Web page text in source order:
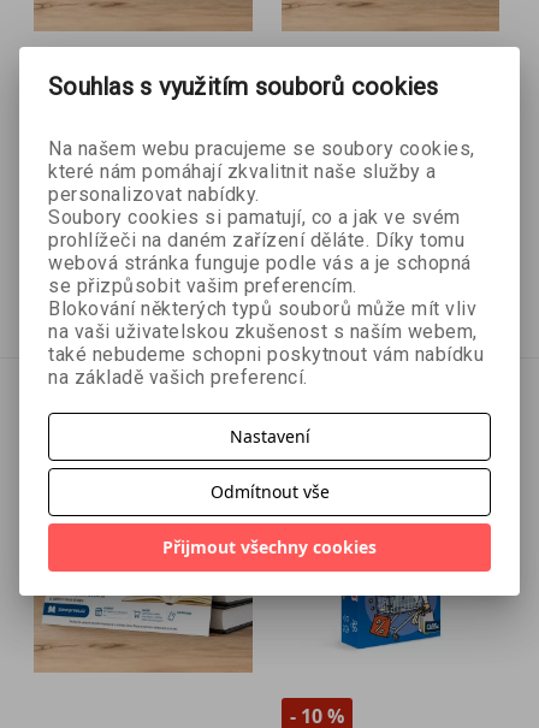
Kč
1 000 Kč
Přidat do košíku
Kč
500 Kč
Přidat do košíku
- 10 %
Souhlas s využitím souborů cookies
Na našem webu pracujeme se soubory cookies,
které nám pomáhají zkvalitnit naše služby a
personalizovat nabídky.
Soubory cookies si pamatují, co a jak ve svém
prohlížeči na daném zařízení děláte. Díky tomu
webová stránka funguje podle vás a je schopná
se přizpůsobit vašim preferencím.
Blokování některých typů souborů může mít vliv
na vaši uživatelskou zkušenost s naším webem,
také nebudeme schopni poskytnout vám nabídku
na základě vašich preferencí.
Nastavení
Odmítnout vše
Přijmout všechny cookies